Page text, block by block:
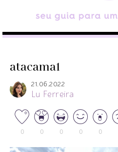
atacama1
21.06.2022
Lu Ferreira
0 0 0 0 0